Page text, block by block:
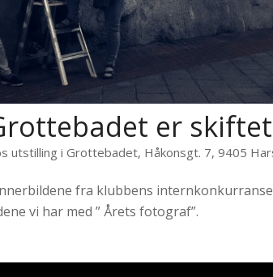
er
utstilling i Grottebadet, Håkonsgt. 7, 9405
fra klubbens internkonkurranse
vi har med ” Årets fotograf”.